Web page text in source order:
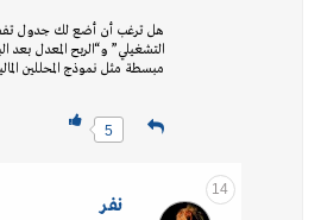
هل ترغب أن أضع لك جدول
التشغيلي” و“الربح المعدل بعد
مبسطة مثل نموذج المحللين
5
14
نفر